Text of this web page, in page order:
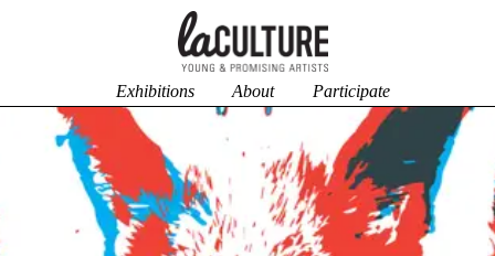
Exhibitions About Participate